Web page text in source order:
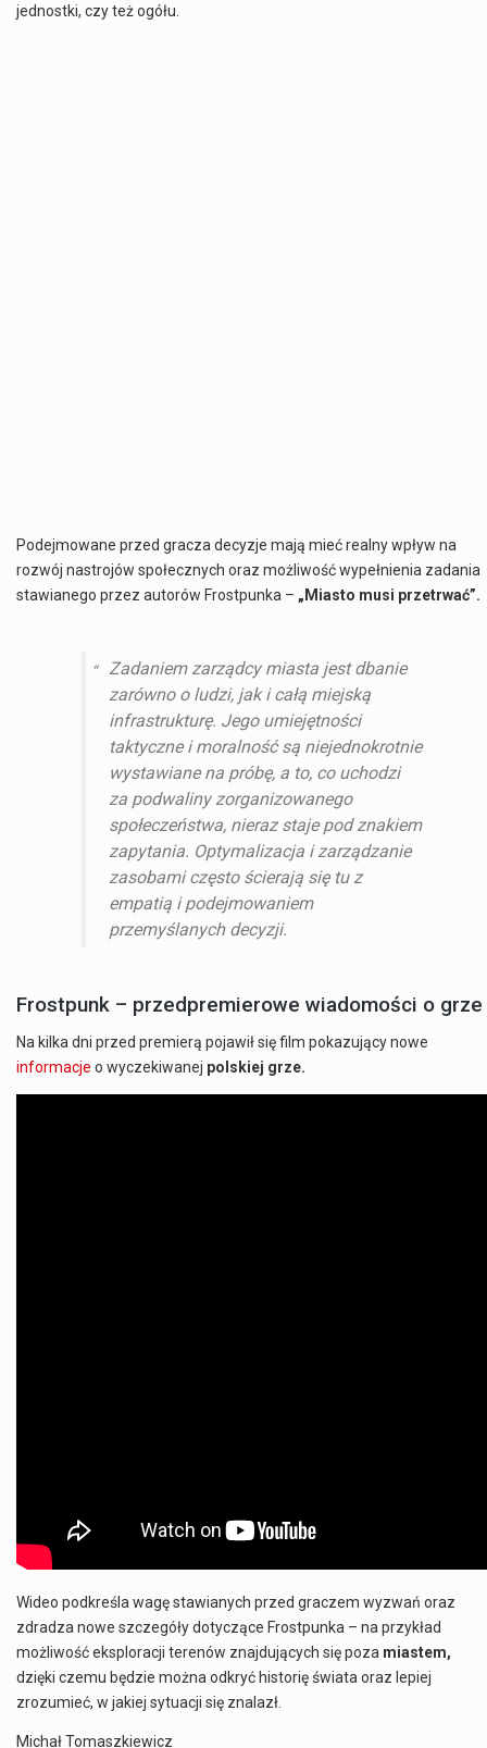
jednostki, czy też ogółu.
Podejmowane przed gracza decyzje mają mieć realny wpływ na
rozwój nastrojów społecznych oraz możliwość wypełnienia zadania
stawianego przez autorów Frostpunka – „Miasto musi przetrwać”.
Zadaniem zarządcy miasta jest dbanie
zarówno o ludzi, jak i całą miejską
infrastrukturę. Jego umiejętności
taktyczne i moralność są niejednokrotnie
wystawiane na próbę, a to, co uchodzi
za podwaliny zorganizowanego
społeczeństwa, nieraz staje pod znakiem
zapytania. Optymalizacja i zarządzanie
zasobami często ścierają się tu z
empatią i podejmowaniem
przemyślanych decyzji.
Frostpunk – przedpremierowe wiadomości o grze
Na kilka dni przed premierą pojawił się film pokazujący nowe
informacje o wyczekiwanej polskiej grze.
Wideo podkreśla wagę stawianych przed graczem wyzwań oraz
zdradza nowe szczegóły dotyczące Frostpunka – na przykład
możliwość eksploracji terenów znajdujących się poza miastem,
dzięki czemu będzie można odkryć historię świata oraz lepiej
zrozumieć, w jakiej sytuacji się znalazł.
Michał Tomaszkiewicz